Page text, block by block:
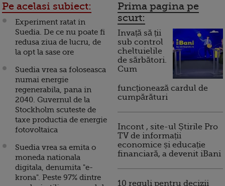
Pe acelasi subiect:
Experiment ratat in
Suedia. De ce nu poate fi
redusa ziua de lucru, de
la opt la sase ore
Suedia vrea sa foloseasca
numai energie
regenerabila, pana in
2040. Guvernul de la
Stockholm scuteste de
taxe productia de energie
fotovoltaica
Suedia vrea sa emita o
moneda nationala
digitala, denumita "e-
krona". Peste 97% dintre
Prima pagina pe
scurt:
Invață să ții
sub control
cheltuielile
de sărbători.
Cum
funcționează cardul de
cumpărături
Incont , site-ul Știrile Pro
TV de informații
economice și educație
financiară, a devenit iBani
10 reguli pentru decizii